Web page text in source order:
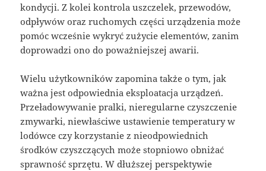
kondycji. Z kolei kontrola uszczelek, przewodów,
odpływów oraz ruchomych części urządzenia może
pomóc wcześnie wykryć zużycie elementów, zanim
doprowadzi ono do poważniejszej awarii.
Wielu użytkowników zapomina także o tym, jak
ważna jest odpowiednia eksploatacja urządzeń.
Przeładowywanie pralki, nieregularne czyszczenie
zmywarki, niewłaściwe ustawienie temperatury w
lodówce czy korzystanie z nieodpowiednich
środków czyszczących może stopniowo obniżać
sprawność sprzętu. W dłuższej perspektywie